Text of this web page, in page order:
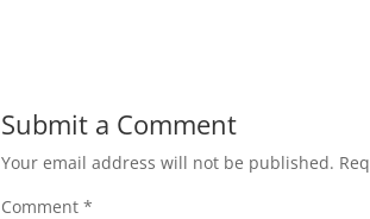
Submit a Comment
Your email address will not be published.
Comment*